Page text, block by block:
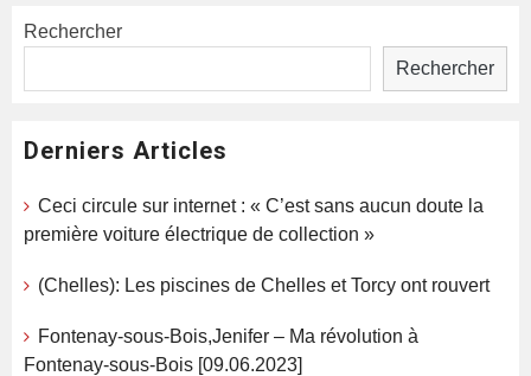
Rechercher
Rechercher
Derniers Articles
Ceci circule sur internet : « C’est sans aucun doute la
première voiture électrique de collection »
(Chelles): Les piscines de Chelles et Torcy ont rouvert
Fontenay-sous-Bois,Jenifer – Ma révolution à
Fontenay-sous-Bois [09.06.2023]